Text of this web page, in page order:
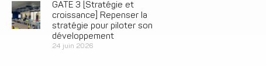
GATE 3 [Stratégie et
croissance] Repenser la
stratégie pour piloter son
développement
24 juin 2026